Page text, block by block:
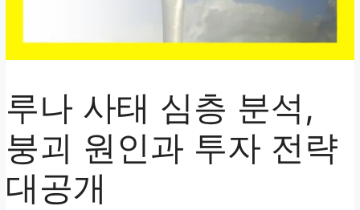
루나 사태 심층 분석,
붕괴 원인과 투자 전략
대공개